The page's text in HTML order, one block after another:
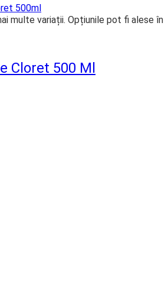
multe variații. Opțiunile pot fi alese în
Cloret 500 Ml